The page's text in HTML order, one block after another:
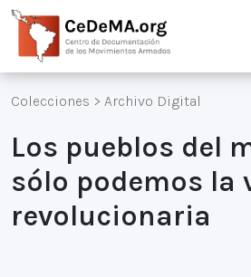
Colecciones > Archivo Digital
Los pueblos del
sólo podemos la
revolucionaria